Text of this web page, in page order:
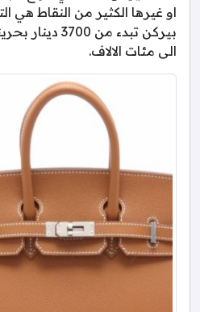
او غيرها الكثير من النقاط
بيركن تبدء من
الى مئات الالاف.